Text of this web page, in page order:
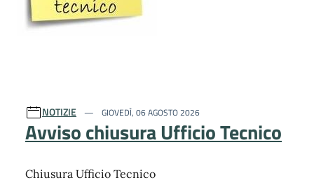
NOTIZIE GIOVEDÌ, 06 AGOSTO 2026
Avviso chiusura Ufficio Tecnico
Chiusura Ufficio Tecnico